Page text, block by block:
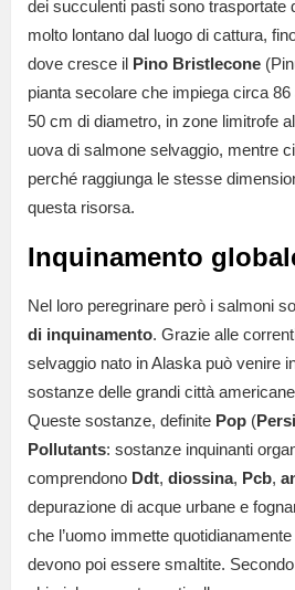
dei succulenti pasti sono trasportate
molto lontano dal luogo di cattura,
dove cresce il Pino Bristlecone
pianta secolare che impiega circa
50 cm di diametro, in zone limitrofe
uova di salmone selvaggio, mentre
perché raggiunga le stesse
questa risorsa.
Inquinamento
Nel loro peregrinare però i salmoni
di inquinamento. Grazie alle
selvaggio nato in Alaska può venire
sostanze delle grandi città
Queste sostanze, definite Pop (
Pollutants: sostanze inquinanti
comprendono Ddt, diossina, Pcb,
depurazione di acque urbane e
che l’uomo immette
devono poi essere smaltite.